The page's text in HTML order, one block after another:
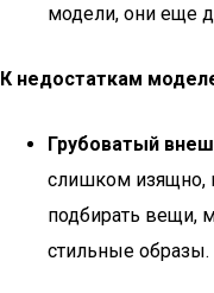
модели, они еще
К недостаткам
Грубоватый
слишком изящно,
подбирать вещи,
стильные образы.